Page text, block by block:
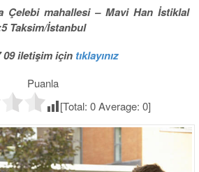
Çelebi mahallesi – Mavi Han İstiklal
Taksim/İstanbul
09 iletişim için tıklayınız
Puanla
[Total: 0Average: 0]